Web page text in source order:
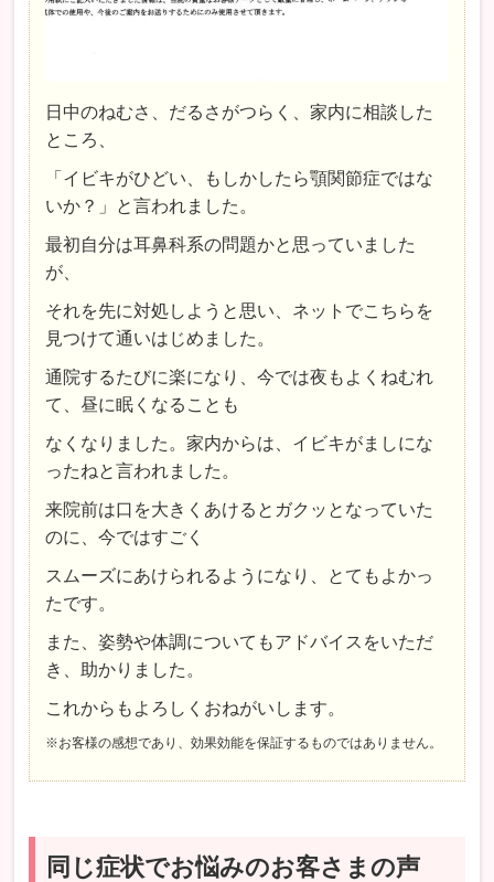
日中のねむさ、だるさがつらく、家内に相談した
ところ、
「イビキがひどい、もしかしたら顎関節症ではな
いか？」と言われました。
最初自分は耳鼻科系の問題かと思っていました
が、
それを先に対処しようと思い、ネットでこちらを
見つけて通いはじめました。
通院するたびに楽になり、今では夜もよくねむれ
て、昼に眠くなることも
なくなりました。家内からは、イビキがましにな
ったねと言われました。
来院前は口を大きくあけるとガクッとなっていた
のに、今ではすごく
スムーズにあけられるようになり、とてもよかっ
たです。
また、姿勢や体調についてもアドバイスをいただ
き、助かりました。
これからもよろしくおねがいします。
※お客様の感想であり、効果効能を保証するものではありません。
同じ症状でお悩みのお客さまの声